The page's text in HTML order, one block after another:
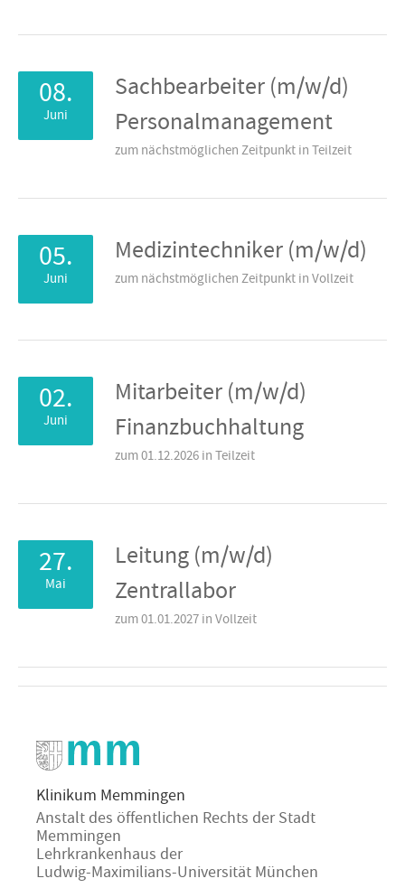
08.
Juni
Sachbearbeiter (m/w/d)
Personalmanagement
zum nächstmöglichen Zeitpunkt in Teilzeit
05.
Juni
Medizintechniker (m/w/d)
zum nächstmöglichen Zeitpunkt in Vollzeit
02.
Juni
Mitarbeiter (m/w/d)
Finanzbuchhaltung
zum 01.12.2026 in Teilzeit
27.
Mai
Leitung (m/w/d)
Zentrallabor
zum 01.01.2027 in Vollzeit
Klinikum Memmingen
Anstalt des öffentlichen Rechts der Stadt
Memmingen
Lehrkrankenhaus der
Ludwig-Maximilians-Universität München